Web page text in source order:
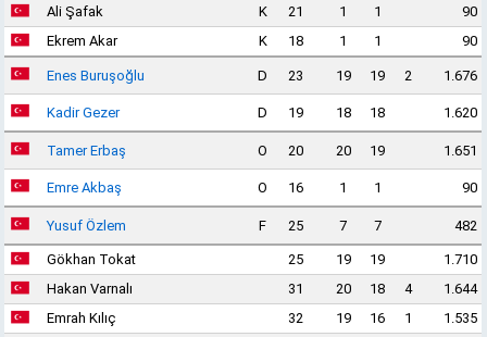
Ali Şafak
K 21 1 1
90
Ekrem Akar
K 18 1 1 90
Enes Buruşoğlu D 23 19 19 2 1.676
Kadir Gezer D 19 18 18 1.620
Tamer Erbaş O 20 20 19 1.651
Emre Akbaş O 16 1 1 90
Yusuf Özlem F 25 7 7 482
Gökhan Tokat 25 19 19
1.710
Hakan Varnalı
31 20 18 4
1.644
Emrah Kılıç
32 19 16 1
1.535